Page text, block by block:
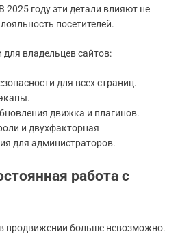
2025 году эти детали влияют не
посетителей.
для владельцев сайтов:
для всех страниц.
движка и плагинов.
и двухфакторная
для администраторов.
работа с
продвижении больше невозможно.